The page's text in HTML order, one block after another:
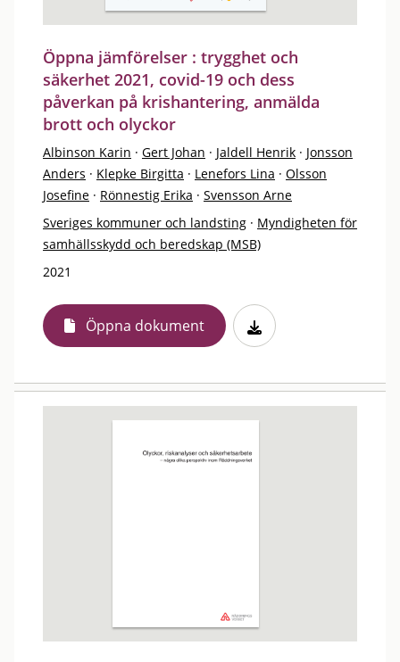
Öppna jämförelser : trygghet och
säkerhet 2021, covid-19 och dess
påverkan på krishantering, anmälda
brott och olyckor
Albinson Karin · Gert Johan · Jaldell Henrik · Jonsson
Anders · Klepke Birgitta · Lenefors Lina · Olsson
Josefine · Rönnestig Erika · Svensson Arne
Sveriges kommuner och landsting · Myndigheten för
samhällsskydd och beredskap (MSB)
2021
Öppna dokument